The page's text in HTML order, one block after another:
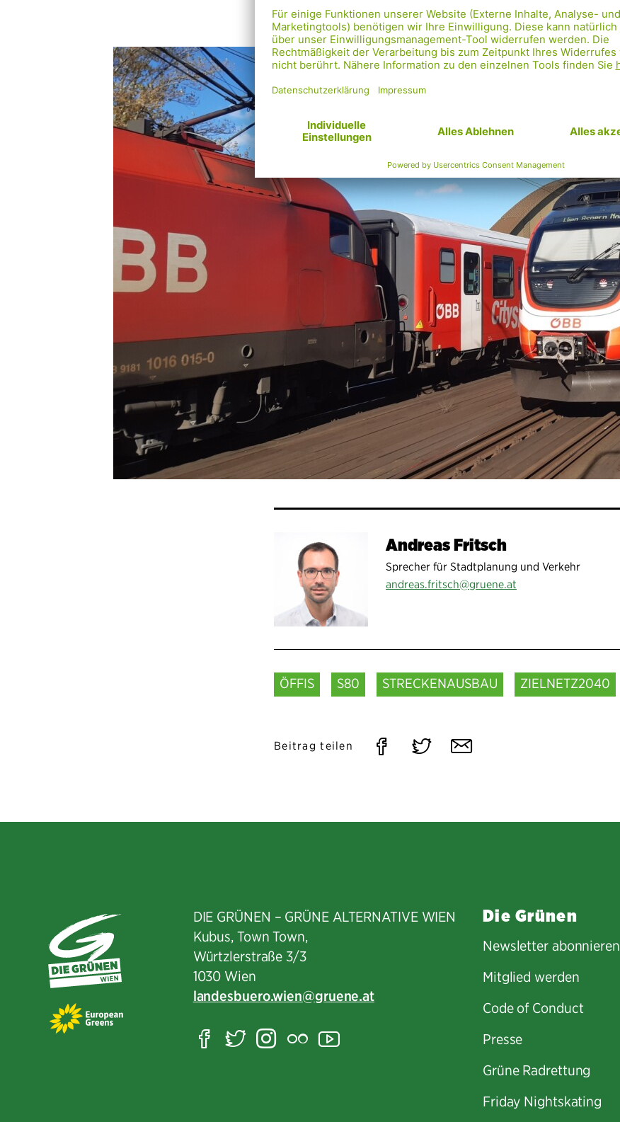
dieses wichtige Projekt bereitzustellen.
Andreas Fritsch
Sprecher für Stadtplanung und Verkehr
andreas.fritsch@gruene.at
ÖFFIS S80 STRECKENAUSBAU ZIELNETZ2040
Beitrag teilen
Auf Auf Per
DIE GRÜNEN – GRÜNE ALTERNATIVE WIEN
Kubus, Town Town,
Würtzlerstraße 3/3​
1030 Wien
landesbuero.wien
gruene.at
Facebook
TwitterInstagram
FlickrYouTube
Die Grünen
Newsletter abonnieren
Mitglied werden
Code of Conduct
Presse
Grüne Radrettung
Friday Nightskating